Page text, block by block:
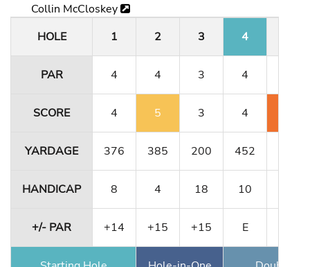
Collin McCloskey
HOLE
1 2 3 4
PAR 4 4 3 4
SCORE 4 5 3 4
YARDAGE 376 385 200 452
HANDICAP 8 4 18 10
+/- PAR +14 +15 +15 E